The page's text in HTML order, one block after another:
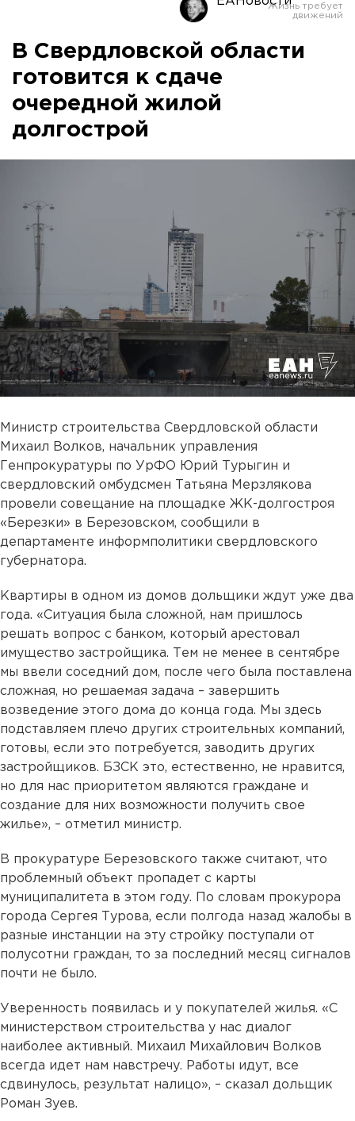
В Свердловской области
готовится к сдаче
очередной жилой
долгострой
Министр строительства Свердловской области
Михаил Волков, начальник управления
Генпрокуратуры по УрФО Юрий Турыгин и
свердловский омбудсмен Татьяна Мерзлякова
провели совещание на площадке ЖК-долгостроя
«Березки» в Березовском, сообщили в
департаменте информполитики свердловского
губернатора.
Квартиры в одном из домов дольщики ждут уже два
года. «Ситуация была сложной, нам пришлось
решать вопрос с банком, который арестовал
имущество застройщика. Тем не менее в сентябре
мы ввели соседний дом, после чего была поставлена
сложная, но решаемая задача – завершить
возведение этого дома до конца года. Мы здесь
подставляем плечо других строительных компаний,
готовы, если это потребуется, заводить других
застройщиков. БЗСК это, естественно, не нравится,
но для нас приоритетом являются граждане и
создание для них возможности получить свое
жилье», – отметил министр.
В прокуратуре Березовского также считают, что
проблемный объект пропадет с карты
муниципалитета в этом году. По словам прокурора
города Сергея Турова, если полгода назад жалобы в
разные инстанции на эту стройку поступали от
полусотни граждан, то за последний месяц сигналов
почти не было.
Уверенность появилась и у покупателей жилья. «С
министерством строительства у нас диалог
наиболее активный. Михаил Михайлович Волков
всегда идет нам навстречу. Работы идут, все
сдвинулось, результат налицо», – сказал дольщик
Роман Зуев.